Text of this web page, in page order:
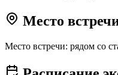
Место
Место встречи: рядом со